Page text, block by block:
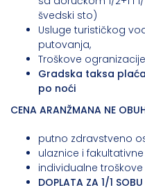
švedski sto)
Usluge turističkog
putovanja,
Troškove
Gradska taksa
po noći
CENA ARANŽMANA NE
putno zdravstveno
ulaznice i
individualne troškove
DOPLATA ZA 1/1